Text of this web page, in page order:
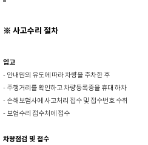
※ 사고수리 절차
입고
- 안내원의 유도에 따라 차량을 주차한 후
- 주행거리를 확인하고 차량등록증을 휴대 하차
- 손해보험사에 사고처리 접수 및 접수번호 수취
- 보험수리 접수처에 접수
차량점검 및 접수